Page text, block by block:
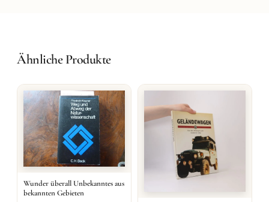
Ähnliche Produkte
Wunder überall Unbekanntes aus
bekannten Gebieten